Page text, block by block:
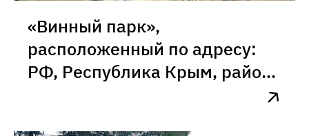
«Винный парк»,
расположенный по адресу:
РФ, Республика Крым, район